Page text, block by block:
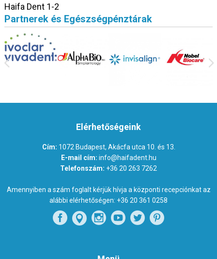
Haifa Dent 1-2
Partnerek és Egészségpénztárak
Elérhetőségeink
Cím: 1072 Budapest, Akácfa utca 10. és 13.
E-mail cím: info@haifadent.hu
Telefonszám: +36 20 263 7262
Amennyiben a szám foglalt kérjük hívja a központi recepciónkat az
alábbi elérhetőségen: +36 20 361 0258